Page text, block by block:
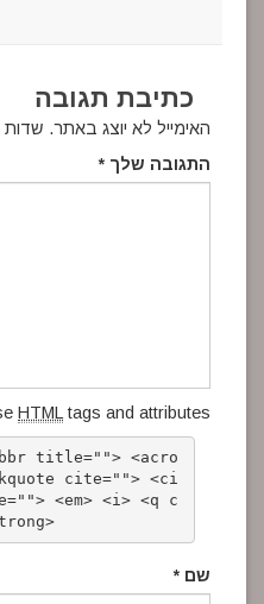
כתיבת תגובה
האימייל לא יוצג באתר. שדות
התגובה שלך *
HTML tags and attributes:
title=""> <acro
cite=""> <ci
<em> <i> <q c
שם *